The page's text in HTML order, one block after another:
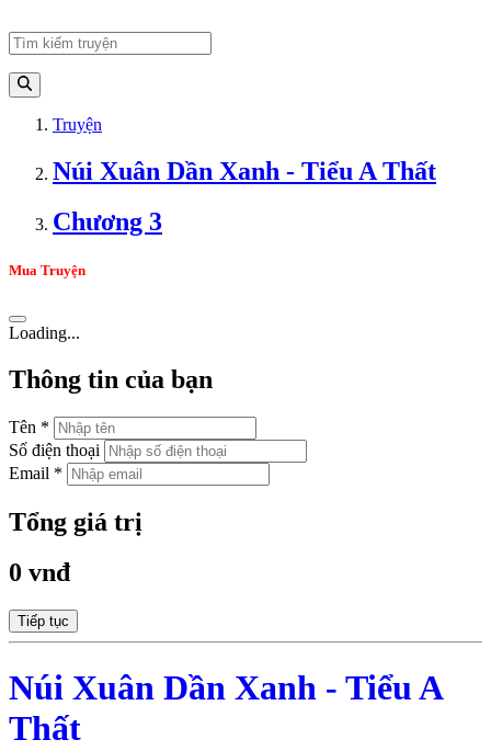
Truyện
Núi Xuân Dần Xanh - Tiểu A Thất
Chương 3
Mua Truyện
Loading...
Thông tin của bạn
Tên *
Số điện thoại
Email *
Tổng giá trị
0 vnđ
Tiếp tục
Núi Xuân Dần Xanh - Tiểu A
Thất